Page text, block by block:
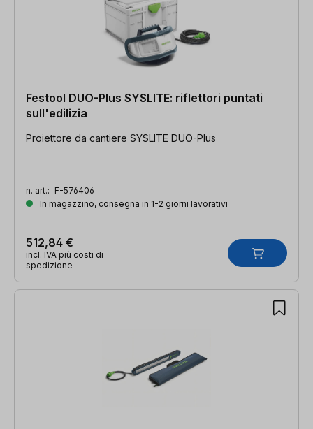
Festool DUO-Plus SYSLITE: riflettori puntati
sull'edilizia
Proiettore da cantiere SYSLITE DUO-Plus
n. art.: F-576406
In magazzino, consegna in 1-2 giorni lavorativi
512,84 €
incl. IVA più costi di
spedizione